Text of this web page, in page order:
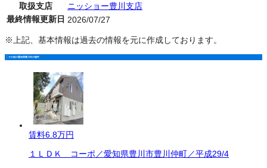
取扱支店
ニッショー豊川支店
最終情報更新日 2026/07/27
※上記、基本情報は過去の情報を元に作成しております。
その他の愛知県豊川市の物件
賃料6.8万円
１ＬＤＫ コーポ／愛知県豊川市豊川仲町／平成29/4